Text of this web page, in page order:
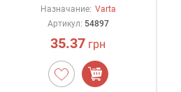
Назначание: Varta
Артикул: 54897
35.37 грн